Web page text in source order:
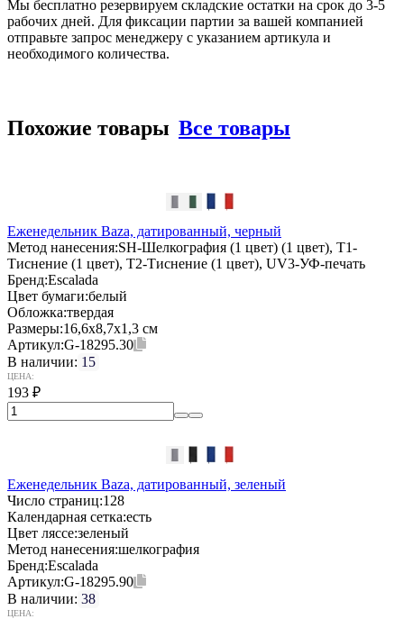
Мы бесплатно резервируем складские остатки на срок до 3-5
рабочих дней. Для фиксации партии за вашей компанией
отправьте запрос менеджеру с указанием артикула и
необходимого количества.
Похожие товары Все товары
Еженедельник Baza, датированный, черный
Метод нанесения:SH-Шелкография (1 цвет) (1 цвет), T1-
Тиснение (1 цвет), T2-Тиснение (1 цвет), UV3-УФ-печать
Бренд:Escalada
Цвет бумаги:белый
Обложка:твердая
Размеры:16,6х8,7х1,3 см
Артикул:G-18295.30
В наличии: 15
ЦЕНА:
193 ₽
Еженедельник Baza, датированный, зеленый
Число страниц:128
Календарная сетка:есть
Цвет ляссе:зеленый
Метод нанесения:шелкография
Бренд:Escalada
Артикул:G-18295.90
В наличии: 38
ЦЕНА: